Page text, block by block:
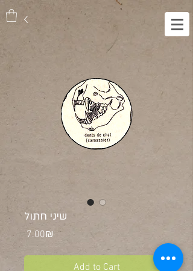
שיני חתול
‏7.00 ‏₪ Price
Add to Cart